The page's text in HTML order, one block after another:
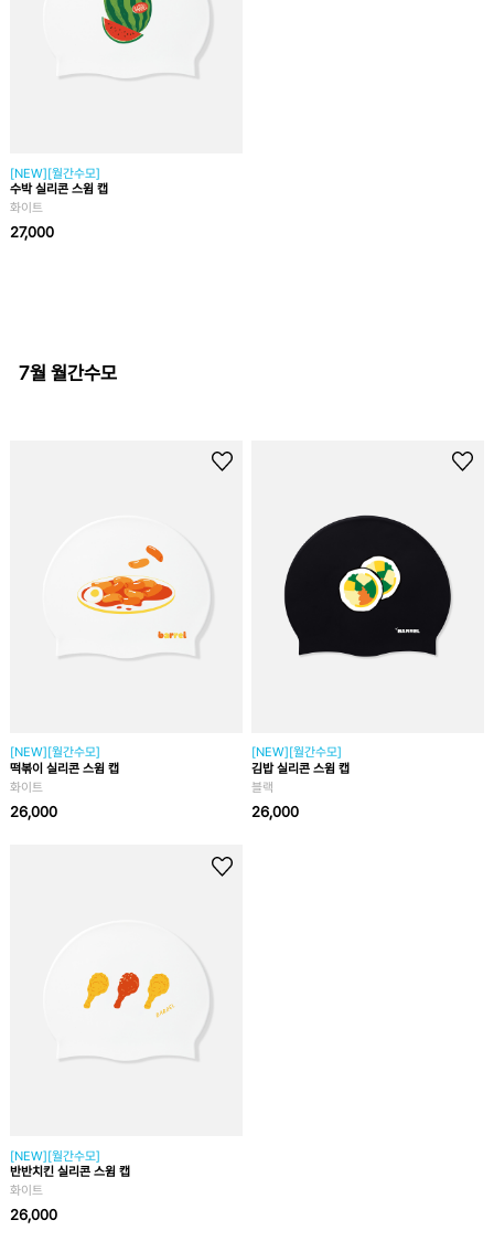
[NEW][월간수모]
수박 실리콘 스윔 캡
화이트
27,000
7월 월간수모
[NEW][월간수모]
떡볶이 실리콘 스윔 캡
화이트
26,000
[NEW][월간수모]
김밥 실리콘 스윔 캡
블랙
26,000
[NEW][월간수모]
반반치킨 실리콘 스윔 캡
화이트
26,000